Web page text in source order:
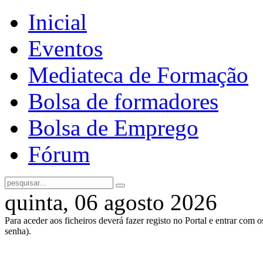
Inicial
Eventos
Mediateca de Formação
Bolsa de formadores
Bolsa de Emprego
Fórum
quinta, 06 agosto 2026
Para aceder aos ficheiros deverá fazer registo no Portal e entrar com
senha).